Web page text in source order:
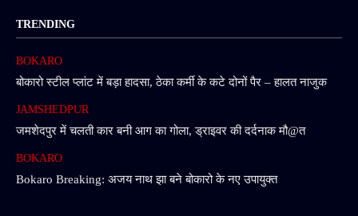
TRENDING
BOKARO
बोकारो स्टील प्लांट में बड़ा हादसा, ठेका कर्मी के कटे दोनों पैर – हालत नाजुक
JAMSHEDPUR
जमशेदपुर में चलती कार बनी आग का गोला, ड्राइवर की दर्दनाक मौ@त
BOKARO
Bokaro Breaking: अजय नाथ झा बने बोकारो के नए उपायुक्त